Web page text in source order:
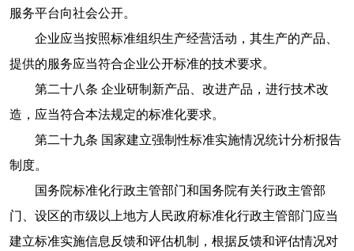
服务平台向社会公开。
企业应当按照标准组织生产经营活动，其生产的产品、
提供的服务应当符合企业公开标准的技术要求。
第二十八条 企业研制新产品、改进产品，进行技术改
造，应当符合本法规定的标准化要求。
第二十九条 国家建立强制性标准实施情况统计分析报告
制度。
国务院标准化行政主管部门和国务院有关行政主管部
门、设区的市级以上地方人民政府标准化行政主管部门应当
建立标准实施信息反馈和评估机制，根据反馈和评估情况对